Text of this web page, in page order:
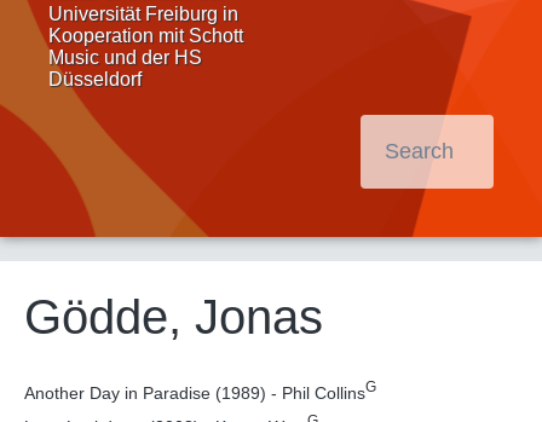
Universität Freiburg in
Kooperation mit Schott
Music und der HS
Düsseldorf
Gödde, Jonas
Another Day in Paradise (1989) - Phil CollinsG